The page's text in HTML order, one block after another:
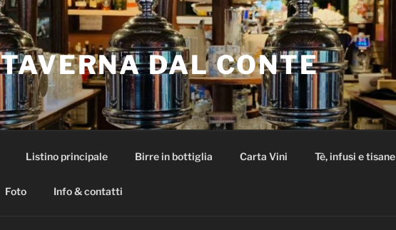
TAVERNA DAL CONTE
Listino principale Birre in bottiglia Carta Vini Tè, infusi e tisane
Foto Info & contatti